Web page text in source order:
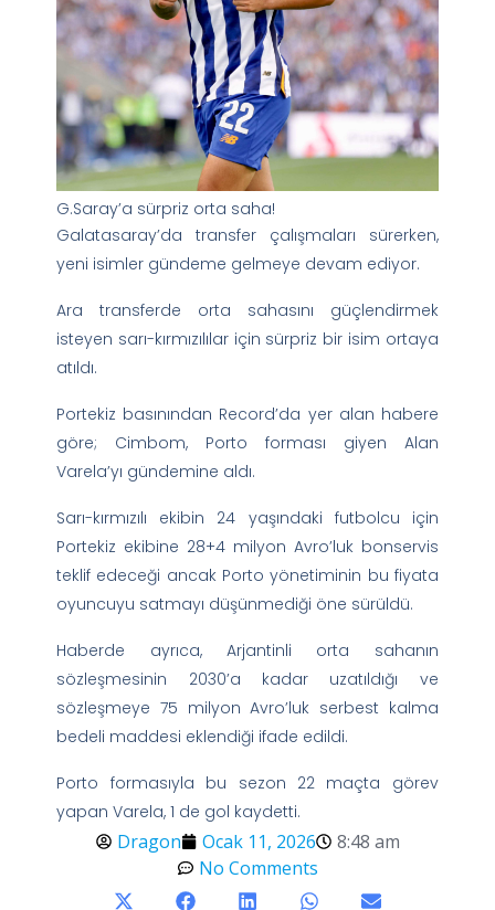
G.Saray’a sürpriz orta saha!
Galatasaray’da transfer çalışmaları sürerken,
yeni isimler gündeme gelmeye devam ediyor.
Ara transferde orta sahasını güçlendirmek
isteyen sarı-kırmızılılar için sürpriz bir isim ortaya
atıldı.
Portekiz basınından Record’da yer alan habere
göre; Cimbom, Porto forması giyen Alan
Varela’yı gündemine aldı.
Sarı-kırmızılı ekibin 24 yaşındaki futbolcu için
Portekiz ekibine 28+4 milyon Avro’luk bonservis
teklif edeceği ancak Porto yönetiminin bu fiyata
oyuncuyu satmayı düşünmediği öne sürüldü.
Haberde ayrıca, Arjantinli orta sahanın
sözleşmesinin 2030’a kadar uzatıldığı ve
sözleşmeye 75 milyon Avro’luk serbest kalma
bedeli maddesi eklendiği ifade edildi.
Porto formasıyla bu sezon 22 maçta görev
yapan Varela, 1 de gol kaydetti.
Dragon Ocak 11, 2026
8:48 am
No Comments